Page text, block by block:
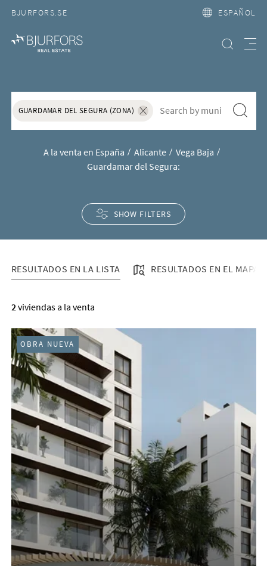
BJURFORS.SE ESPAÑOL
Búsqueda
Casas y apartamentos en
GUARDAMAR DEL SEGURA (ZONA)
Ta bort sökordet "Guardamar del
S&ouml;k f&ouml;r att l&auml;gga till nytt s&ouml;kord
A la venta en España Alicante
Vega Baja
Guardamar del Segura:
SHOW FILTERS
RESULTADOS EN LA LISTA RESULTADOS EN EL MAPA
2 viviendas a la venta
OBRA NUEVA